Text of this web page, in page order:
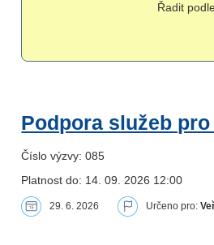
Řadit
Podpora služeb
Číslo výzvy: 085
Platnost do: 14. 09. 2026 12:00
29. 6. 2026 Určeno pro: